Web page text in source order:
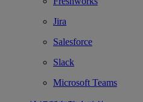
Jira
Salesforce
Slack
Microsoft Teams